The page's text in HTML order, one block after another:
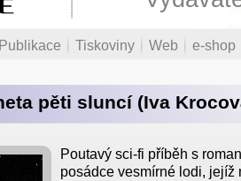
Publikace Tiskoviny Web e-shop
pěti sluncí (Iva
Poutavý sci-fi příběh s
posádce vesmírné lodi, jejíž